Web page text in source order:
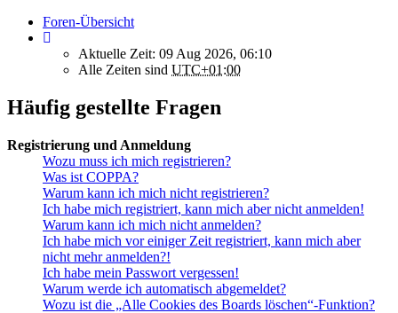
Foren-Übersicht
Aktuelle Zeit: 09 Aug 2026, 06:10
Alle Zeiten sind UTC+01:00
Häufig gestellte Fragen
Registrierung und Anmeldung
Wozu muss ich mich registrieren?
Was ist COPPA?
Warum kann ich mich nicht registrieren?
Ich habe mich registriert, kann mich aber nicht anmelden!
Warum kann ich mich nicht anmelden?
Ich habe mich vor einiger Zeit registriert, kann mich aber
nicht mehr anmelden?!
Ich habe mein Passwort vergessen!
Warum werde ich automatisch abgemeldet?
Wozu ist die „Alle Cookies des Boards löschen“-Funktion?